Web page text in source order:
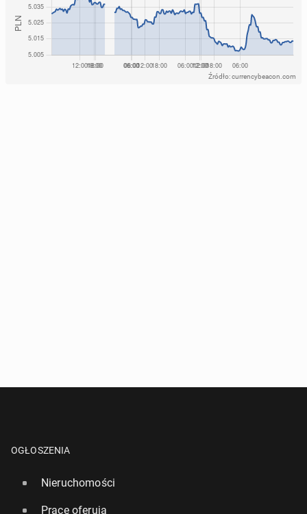
Źródło: currencybeacon.com
OGŁOSZENIA
Nieruchomości
Pracę oferują